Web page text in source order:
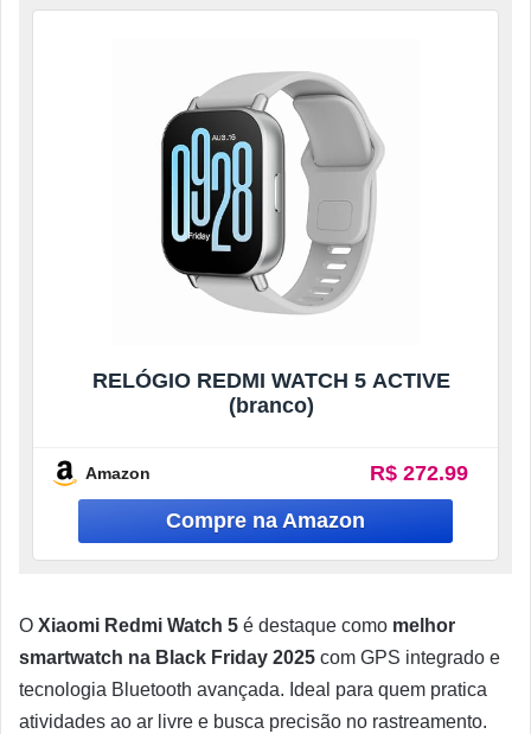
RELÓGIO REDMI WATCH 5 ACTIVE
(branco)
Amazon R$ 272.99
O Xiaomi Redmi Watch 5 é destaque como melhor
smartwatch na Black Friday 2025 com GPS integrado e
tecnologia Bluetooth avançada. Ideal para quem pratica
atividades ao ar livre e busca precisão no rastreamento.